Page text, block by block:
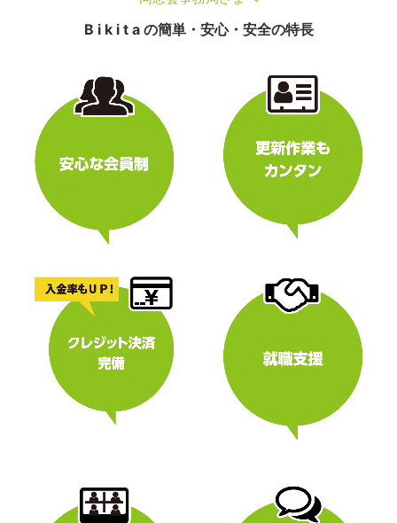
B i k i t a の簡単・安心・安全の特長